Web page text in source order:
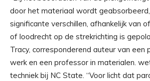
door het materiaal wordt
significante verschillen, afhankelijk van
of loodrecht op de strekrichting is
Tracy, corresponderend auteur van een
werk en een professor in materialen.
techniek bij NC State. “Voor licht dat